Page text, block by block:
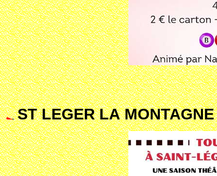
ST LEGER LA